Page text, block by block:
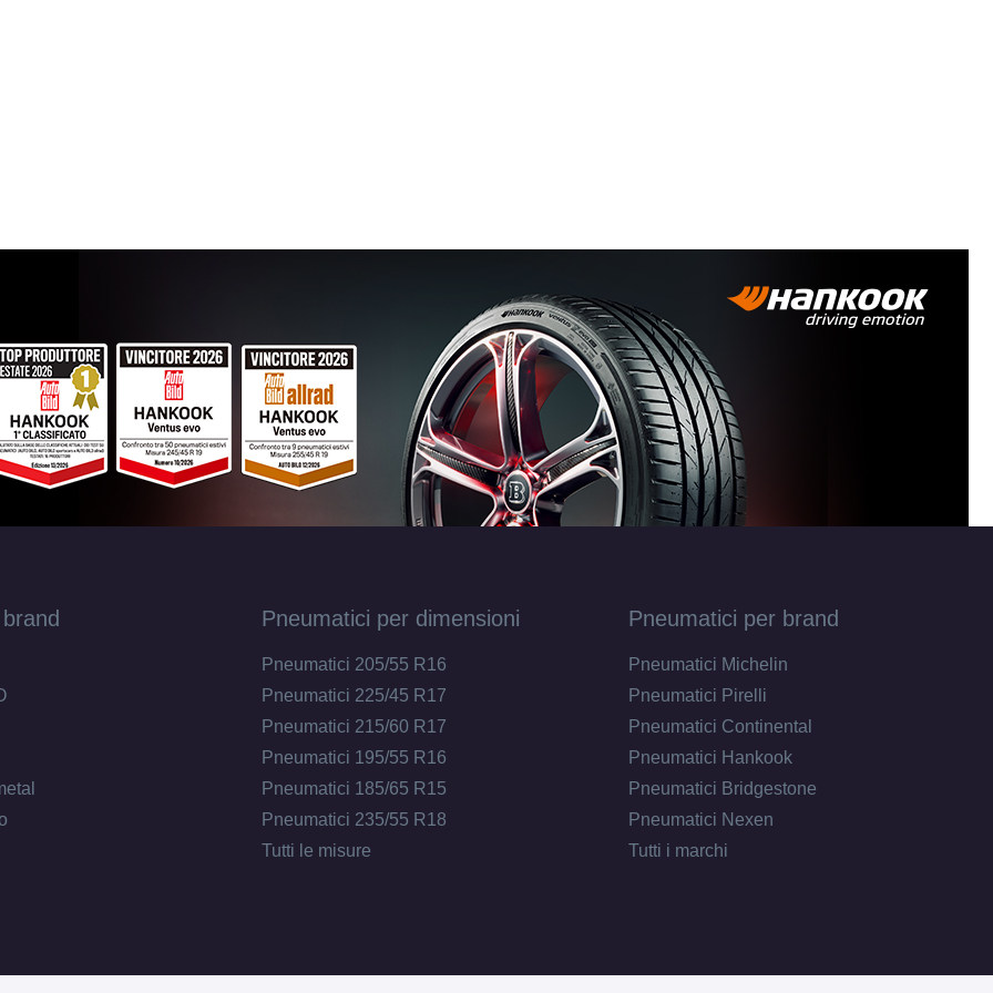
Pneumatici per dimensioni
Pneumatici 205/55 R16
Pneumatici 225/45 R17
Pneumatici 215/60 R17
Pneumatici 195/55 R16
Pneumatici 185/65 R15
Pneumatici 235/55 R18
Tutti le misure
Pneumatici per brand
Pneumatici Michelin
Pneumatici Pirelli
Pneumatici Continental
Pneumatici Hankook
Pneumatici Bridgestone
Pneumatici Nexen
Tutti i marchi